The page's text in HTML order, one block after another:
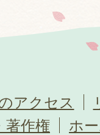
アクセス
著作権
ホ